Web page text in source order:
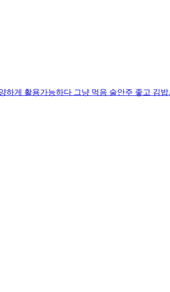
게 활용가능하다 그냥 먹음 술안주 좋고 김